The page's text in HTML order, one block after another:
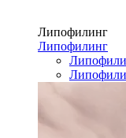
Липофилинг
Липофилинг